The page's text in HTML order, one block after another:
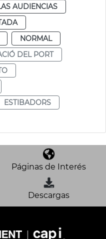
AUDIENCIAS
NORMAL
DEL PORT
ESTIBADORS
Páginas de Interés
Descargas